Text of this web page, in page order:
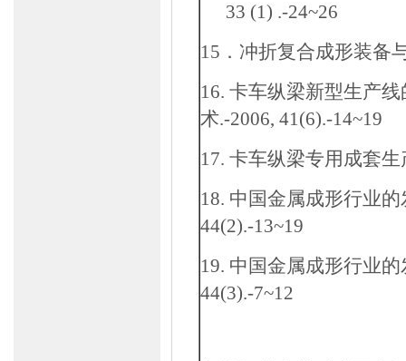
33 (1) .-24~26
15 ．冲折复合成形装备
16. 卡车纵梁新型生产
术.-2006, 41(6).-14~19
17. 卡车纵梁专用成套生
18. 中国金属成形行业
44(2).-13~19
19. 中国金属成形行业
44(3).-7~12